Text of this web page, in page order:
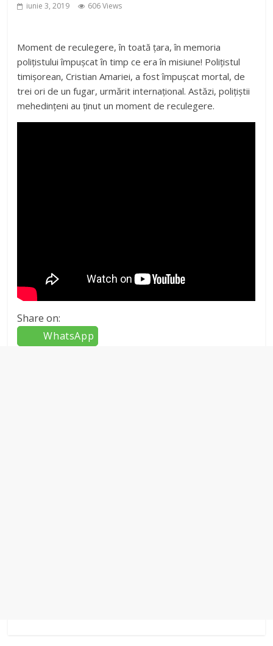
iunie 3, 2019 606 Views
Moment de reculegere, în toată țara, în memoria
polițistului împușcat în timp ce era în misiune! Polițistul
timișorean, Cristian Amariei, a fost împușcat mortal, de
trei ori de un fugar, urmărit internațional. Astăzi, polițiștii
mehedințeni au ținut un moment de reculegere.
Share on:
WhatsApp